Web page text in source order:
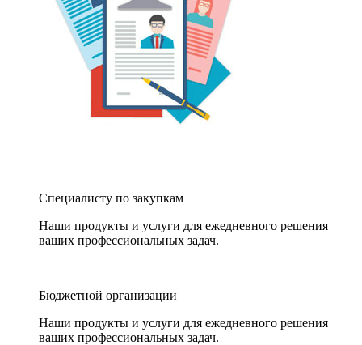
Специалисту по закупкам
Наши продукты и услуги для ежедневного решения
ваших профессиональных задач.
Бюджетной организации
Наши продукты и услуги для ежедневного решения
ваших профессиональных задач.